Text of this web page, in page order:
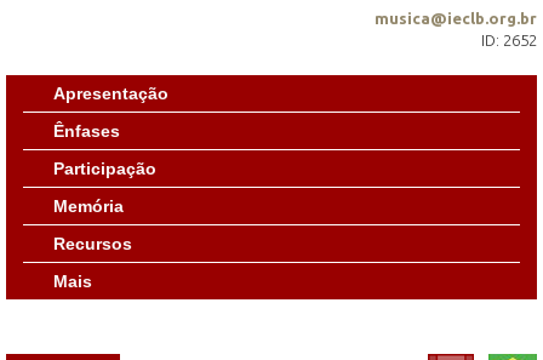
musica@ieclb.org.br
ID: 2652
Apresentação
Ênfases
Participação
Memória
Recursos
Mais